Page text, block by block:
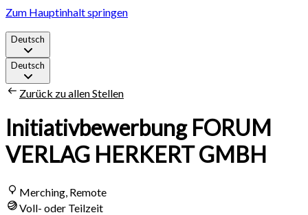
Zum Hauptinhalt springen
Deutsch
Deutsch
Zurück zu allen Stellen
Initiativbewerbung FORUM
VERLAG HERKERT GMBH
Merching, Remote
Voll- oder Teilzeit